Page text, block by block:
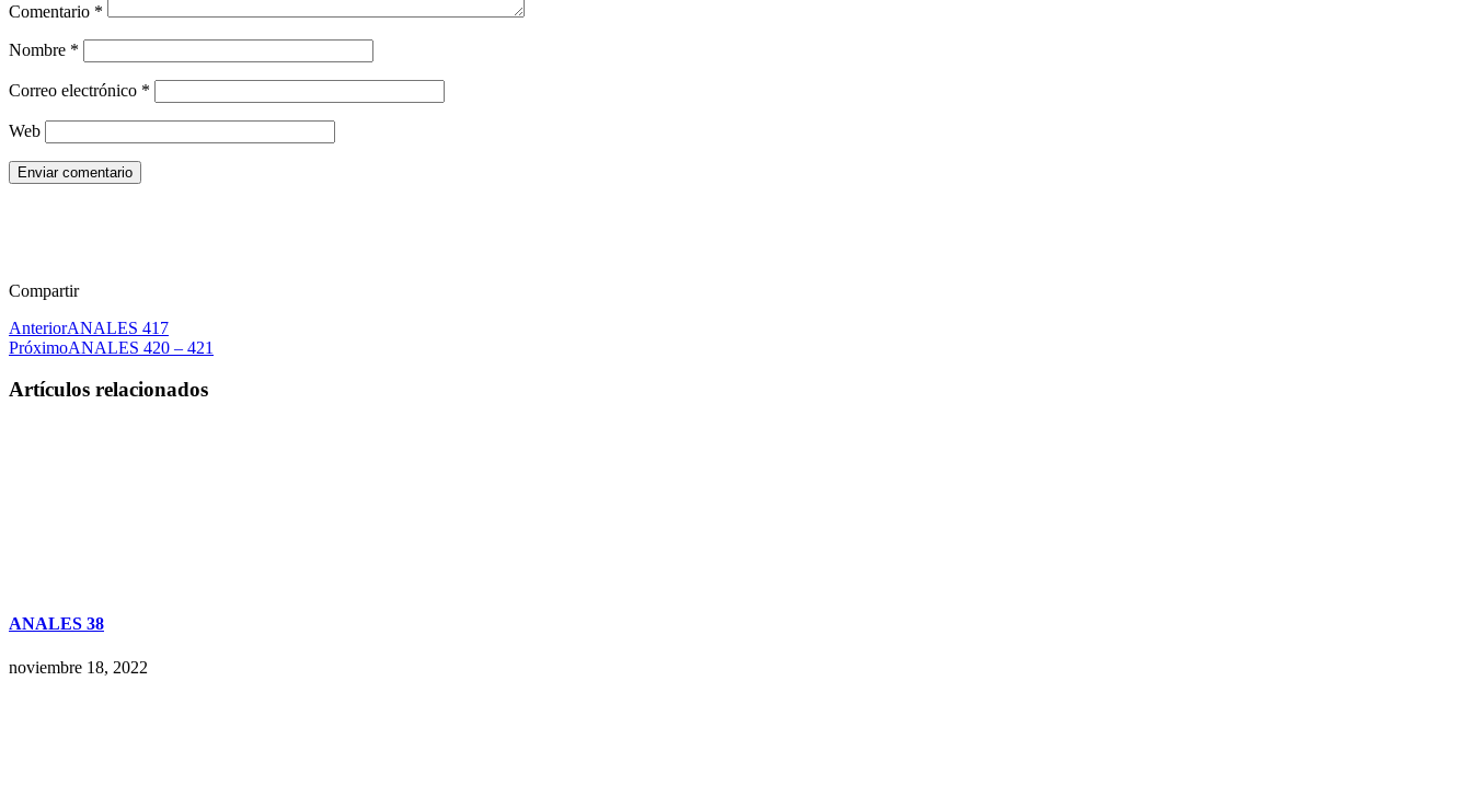
Comentario *
Nombre *
Correo electrónico *
Web
Enviar comentario
Compartir
AnteriorANALES 417
PróximoANALES 420 – 421
Artículos relacionados
ANALES 38
noviembre 18, 2022